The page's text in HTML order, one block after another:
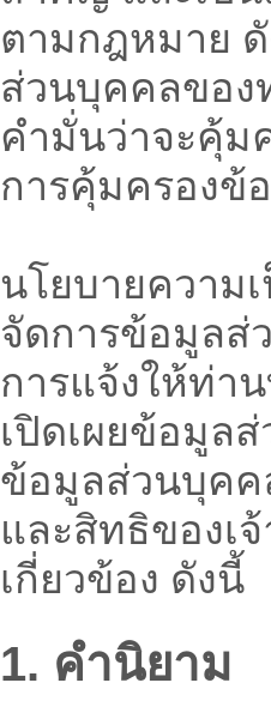
ตามกฎหมาย ดั
ส่วนบุคคลของ
คำมั่นว่าจะคุ้
การคุ้มครองข้
นโยบายความ
จัดการข้อมูลส่
การแจ้งให้ท่า
เปิดเผยข้อมูล
ข้อมูลส่วนบุคค
และสิทธิของเ
เกี่ยวข้อง ดังนี้
1. คำนิยาม